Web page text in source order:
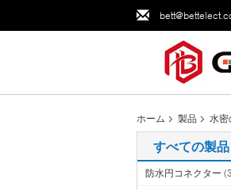
ホーム 製品 水密
すべての製品
防水円コネクター